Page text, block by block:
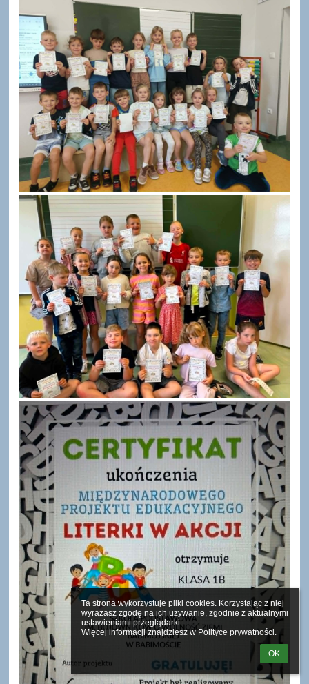
Ta strona wykorzystuje pliki cookies. Korzystając z niej
wyrażasz zgodę na ich używanie, zgodnie z aktualnymi
ustawieniami przeglądarki.
Więcej informacji znajdziesz w Polityce prywatności.
OK